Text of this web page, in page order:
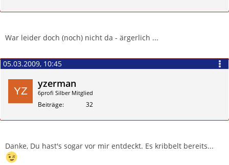
War leider doch (noch) nicht da - ärgerlich ...
05.03.2009, 10:45
yzerman
6profi Silber Mitglied
Beiträge 32
Danke, Du hast's sogar vor mir entdeckt. Es kribbelt bereits...
Zitieren